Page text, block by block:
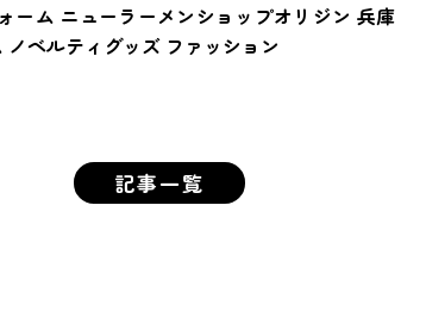
ーム ニューラーメンショップオリジン 兵庫
ベルティグッズ ファッション
記事一覧